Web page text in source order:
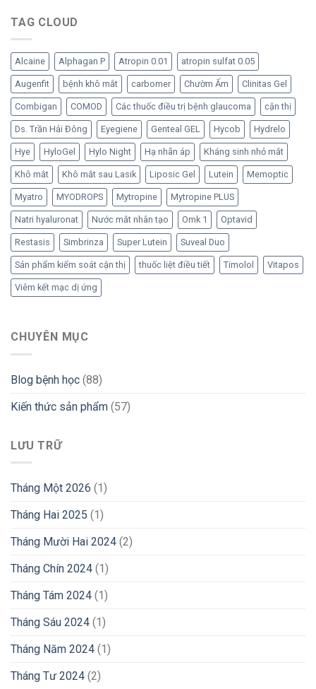
tạo
đã
trở
lại
bảo
quản
nhân
tạo
Hylo
từ
Ursapharm
–
Đức
TAG CLOUD
Alcaine Alphagan P Atropin 0.01 atropin sulfat 0.05
Augenfit bệnh khô mắt carbomer Chườm Ấm Clinitas Gel
Combigan COMOD Các thuốc điều trị bệnh glaucoma cận thị
Ds. Trần Hải Đông Eyegiene Genteal GEL Hycob Hydrelo
Hye HyloGel Hylo Night Hạ nhãn áp Kháng sinh nhỏ mắt
Khô mắt Khô mắt sau Lasik Liposic Gel Lutein Memoptic
Myatro MYODROPS Mytropine Mytropine PLUS
Natri hyaluronat Nước mắt nhân tạo Omk 1 Optavid
Restasis Simbrinza Super Lutein Suveal Duo
Sản phẩm kiểm soát cận thị thuốc liệt điều tiết Timolol Vitapos
Viêm kết mạc dị ứng
CHUYÊN MỤC
Blog bệnh học (88)
Kiến thức sản phẩm (57)
LƯU TRỮ
Tháng Một 2026 (1)
Tháng Hai 2025 (1)
Tháng Mười Hai 2024 (2)
Tháng Chín 2024 (1)
Tháng Tám 2024 (1)
Tháng Sáu 2024 (1)
Tháng Năm 2024 (1)
Tháng Tư 2024 (2)